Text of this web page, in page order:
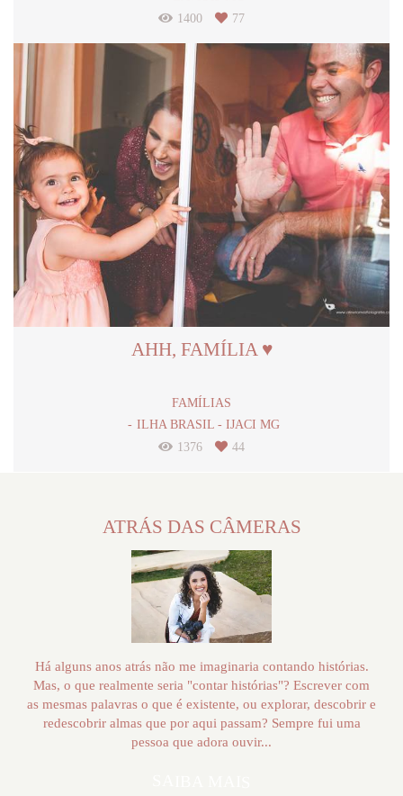
1400
77
AHH, FAMÍLIA ♥
FAMÍLIAS
ILHA BRASIL - IJACI MG
1376
44
ATRÁS DAS CÂMERAS
Há alguns anos atrás não me imaginaria contando histórias.
Mas, o que realmente seria "contar histórias"? Escrever com
as mesmas palavras o que é existente, ou explorar, descobrir e
redescobrir almas que por aqui passam? Sempre fui uma
pessoa que adora ouvir...